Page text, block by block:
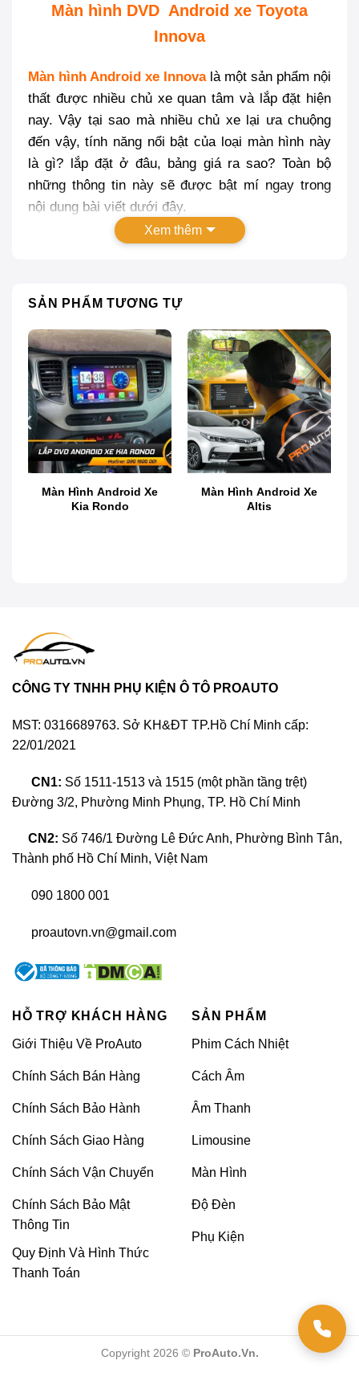
Màn hình DVD Android xe Toyota
Innova
Màn hình Android xe Innova là một sản phẩm nội
thất được nhiều chủ xe quan tâm và lắp đặt hiện
nay. Vậy tại sao mà nhiều chủ xe lại ưa chuộng
đến vậy, tính năng nổi bật của loại màn hình này
là gì? lắp đặt ở đâu, bảng giá ra sao? Toàn bộ
những thông tin này sẽ được bật mí ngay trong
nội dung bài viết dưới đây.
Top 4 màn hình DVD Android xe ô tô
Đánh giámàn hình zinvàmàn hình Android xe
trên thị trường, nhờ thiết kế khỏe khoắn, trải
nghiệm lái ổn định và có thương hiệu trên thị
trường. Thế nhưng, dòng xe này có thiết kế nội
thất chưa thực sự làm nhiều khách hàng hài lòng,
hình zin này chỉ có những tính năng căn bản
người dùng.
1. Đánh giámàn hình zin Toyota Innova
Đối với màn hình của Toyota Innova nguyên bản
sẽ không đáp ứng được quá nhiều về công nghệ
và còn tồn tại rất nhiều hạn chế như sau:
Màn hình zin của xe Toyota Innova không hỗ
trợ kết nối nối Wifi và Smartphone không có
Giao diện màn hình khá nhỏ, gây cảm giác khó
đề về mắt.
Không được kết nối đa phương tiện như:
Facebook, Youtube, truyền hình…
Xem thêm
SẢN PHẨM TƯƠNG TỰ
Màn Hình Android Xe
Kia Rondo
Màn Hình Android Xe
Altis
CÔNG TY TNHH PHỤ KIỆN Ô TÔ PROAUTO
MST: 0316689763. Sở KH&ĐT TP.Hồ Chí Minh cấp:
22/01/2021
CN1: Số 1511-1513 và 1515 (một phần tầng trệt)
Đường 3/2, Phường Minh Phụng, TP. Hồ Chí Minh
CN2: Số 746/1 Đường Lê Đức Anh, Phường Bình Tân,
Thành phố Hồ Chí Minh, Việt Nam
090 1800 001
proautovn.vn@gmail.com
HỖ TRỢ KHÁCH HÀNG
Giới Thiệu Về ProAuto
Chính Sách Bán Hàng
Chính Sách Bảo Hành
Chính Sách Giao Hàng
Chính Sách Vận Chuyển
Chính Sách Bảo Mật
Thông Tin
Quy Định Và Hình Thức
Thanh Toán
SẢN PHẨM
Phim Cách Nhiệt
Cách Âm
Âm Thanh
Limousine
Màn Hình
Độ Đèn
Phụ Kiện
Copyright 2026 © ProAuto.Vn.